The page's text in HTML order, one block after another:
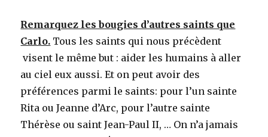
Remarquez les bougies d’autres saints que
Carlo. Tous les saints qui nous précèdent
visent le même but : aider les humains à aller
au ciel eux aussi. Et on peut avoir des
préférences parmi le saints: pour l’un sainte
Rita ou Jeanne d’Arc, pour l’autre sainte
Thérèse ou saint Jean-Paul II, … On n’a jamais